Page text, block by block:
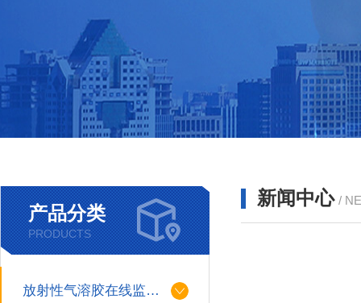
产品分类
PRODUCTS
放射性气溶胶在线监测仪
新闻中心 /